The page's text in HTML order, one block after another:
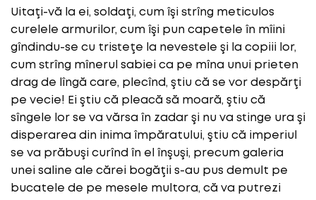
Uitaţi-vă la ei, soldaţi, cum îşi strîng meticulos
curelele armurilor, cum îşi pun capetele în mîini
gîndindu-se cu tristeţe la nevestele şi la copiii lor,
cum strîng mînerul sabiei ca pe mîna unui prieten
drag de lîngă care, plecînd, ştiu că se vor despărţi
pe vecie! Ei ştiu că pleacă să moară, ştiu că
sîngele lor se va vărsa în zadar şi nu va stinge ura şi
disperarea din inima împăratului, ştiu că imperiul
se va prăbuşi curînd în el înşuşi, precum galeria
unei saline ale cărei bogăţii s-au pus demult pe
bucatele de pe mesele multora, că va putrezi